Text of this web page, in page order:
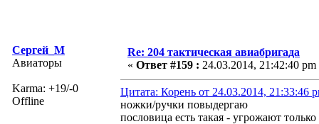
Сергей_М
Авиаторы
Karma: +19/-0
Offline
Re: 204 тактическая авиабригада
« Ответ #159 : 24.03.2014, 21:42:40 pm
Цитата: Корень от 24.03.2014, 21:33:46
ножки/ручки повыдергаю
пословица есть такая - угрожают